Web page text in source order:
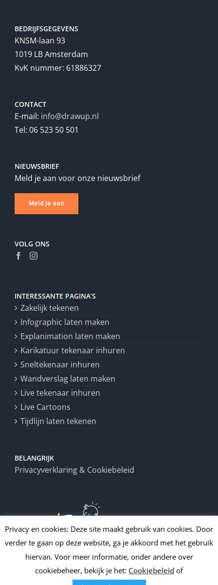
BEDRIJFSGEGEVENS
KNSM-laan 93
1019 LB Amsterdam
KvK nummer: 61886327
CONTACT
E-mail: info@drawup.nl
Tel: 06 523 50 501
NIEUWSBRIEF
Meld je aan voor onze nieuwsbrief
Meld je aan
VOLG ONS
INTERESSANTE PAGINA’S
Zakelijk tekenen
Infographic laten maken
Explanimation laten maken
Karikatuur tekenaar inhuren
Sneltekenaar inhuren
Wandverslag laten maken
Live tekenaar inhuren
Live Cartoons
Tijdlijn laten tekenen
BELANGRIJK
Privacyverklaring & Cookiebeleid
Privacy en cookies: Deze site maakt gebruik van cookies. Door
verder te gaan op deze website, ga je akkoord met het gebruik
hiervan. Voor meer informatie, onder andere over
cookiebeheer, bekijk je het: Cookiebeleid of